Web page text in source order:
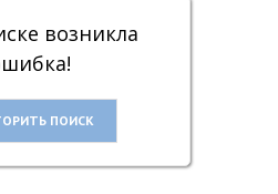
возникла
ПОИСК